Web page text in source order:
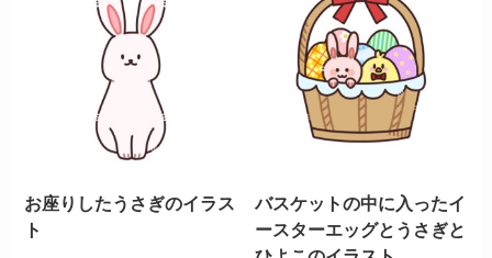
お座りしたうさぎのイラス
ト
バスケットの中に入ったイ
ースターエッグとうさぎと